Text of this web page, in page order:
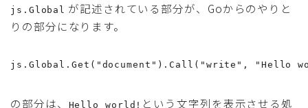
js.Global が記述されている部分が、Goからのやりと
りの部分になります。
js.Global.Get("document").Call("write", "Hello
の部分は、 Hello world! という文字列を表示させる処